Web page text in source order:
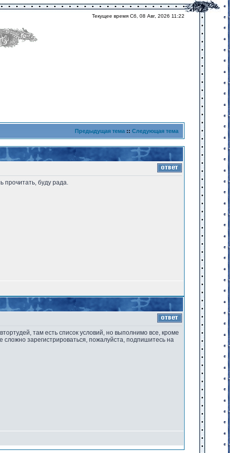
Текущее время Сб, 08 Авг, 2026 11:22
Предыдущая тема :: Следующая тема
прочитать, буду рада.
там есть список условий, но выполнимо все, кроме
зарегистрироваться, пожалуйста, подпишитесь на